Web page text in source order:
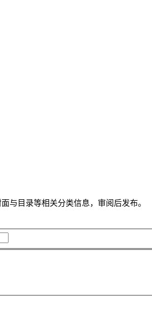
与目录等相关分类信息，审阅后发布。